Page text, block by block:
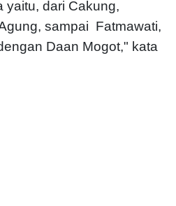
yaitu, dari Cakung,
sampai Fatmawati,
Daan Mogot," kata